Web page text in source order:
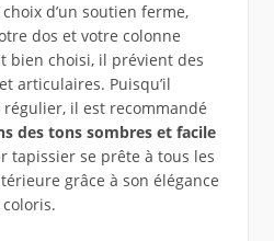
d’un soutien ferme,
dos et votre colonne
bien choisi, il prévient des
articulaires. Puisqu’il
il est recommandé
des tons sombres et facile
tapissier se prête à tous les
grâce à son élégance